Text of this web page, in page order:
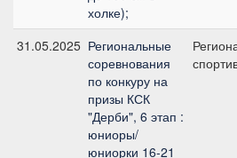
холке);
31.05.2025 Региональные
соревнования
по конкуру на
призы КСК
"Дерби", 6 этап :
юниоры/
юниорки 16-21